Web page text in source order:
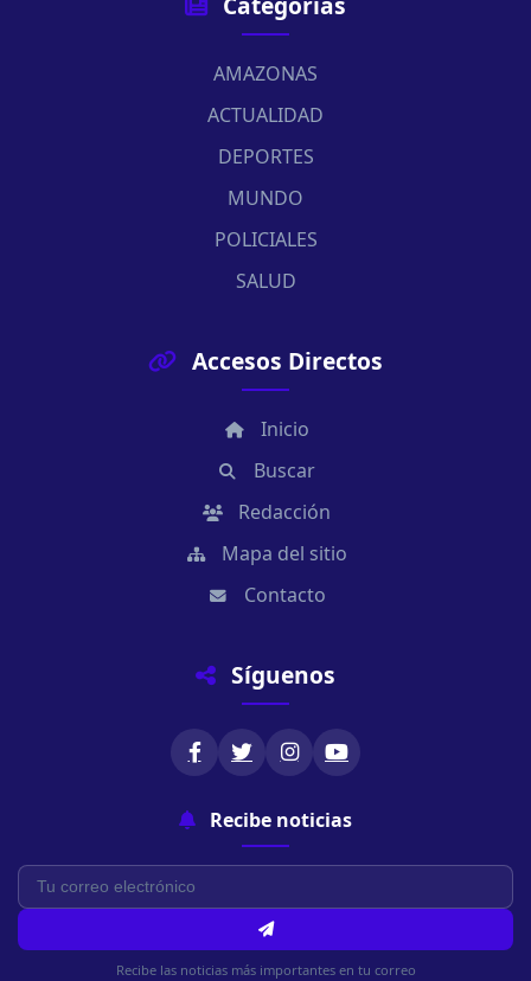
AMAZONAS
ACTUALIDAD
DEPORTES
MUNDO
POLICIALES
SALUD
Accesos Directos
Inicio
Buscar
Redacción
Mapa del sitio
Contacto
Síguenos
Recibe noticias
Recibe las noticias más importantes en tu correo